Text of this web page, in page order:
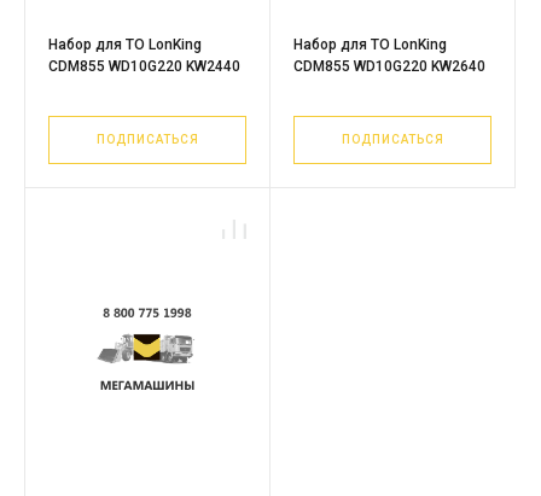
Набор для ТО LonKing
CDM855 WD10G220 KW2440
ПОДПИСАТЬСЯ
Набор для ТО LonKing
CDM855 WD10G220 KW2640
ПОДПИСАТЬСЯ